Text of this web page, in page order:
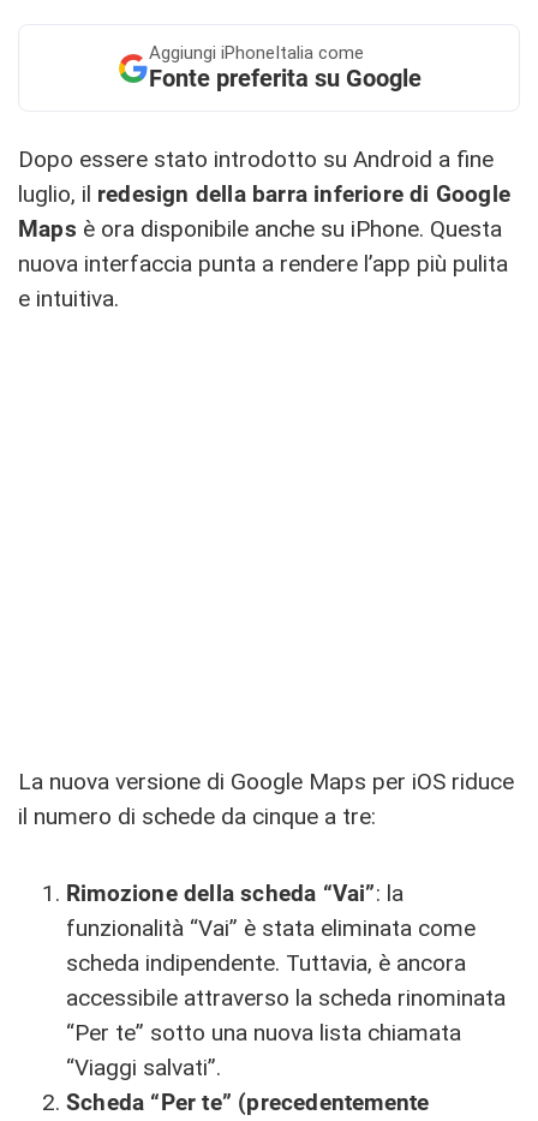
Aggiungi iPhoneItalia come
Fonte preferita su Google
Dopo essere stato introdotto su Android a fine
luglio, il redesign della barra inferiore di Google
Maps è ora disponibile anche su iPhone. Questa
nuova interfaccia punta a rendere l’app più pulita
e intuitiva.
La nuova versione di Google Maps per iOS riduce
il numero di schede da cinque a tre:
Rimozione della scheda “Vai”: la
funzionalità “Vai” è stata eliminata come
scheda indipendente. Tuttavia, è ancora
accessibile attraverso la scheda rinominata
“Per te” sotto una nuova lista chiamata
“Viaggi salvati”.
Scheda “Per te” (precedentemente